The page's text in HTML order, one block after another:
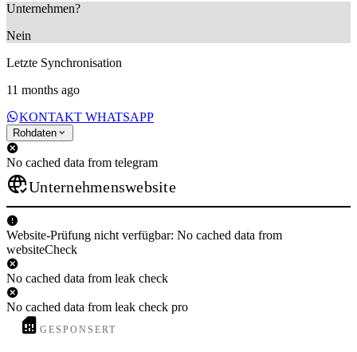
Unternehmen?
Nein
Letzte Synchronisation
11 months ago
KONTAKT WHATSAPP
Rohdaten
No cached data from telegram
Unternehmenswebsite
Website-Prüfung nicht verfügbar: No cached data from
websiteCheck
No cached data from leak check
No cached data from leak check pro
GESPONSERT